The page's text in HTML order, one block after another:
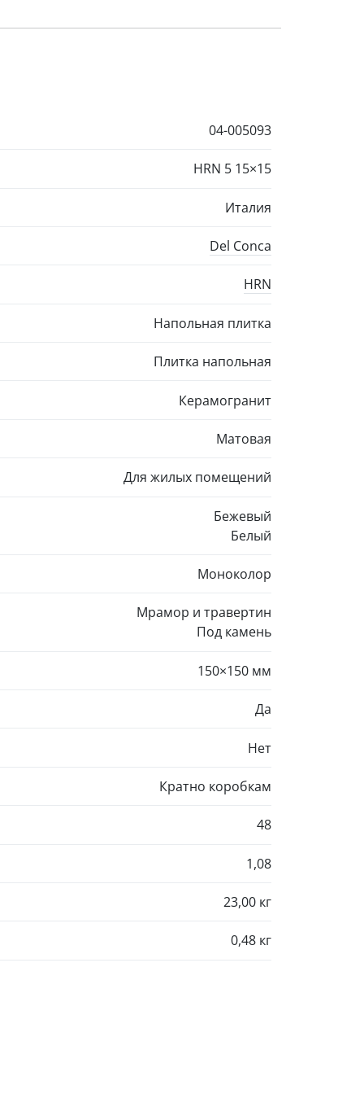
04-005093
HRN 5 15×15
Италия
Del Conca
HRN
Напольная плитка
Плитка напольная
Керамогранит
Матовая
Для жилых помещений
Бежевый
Белый
Моноколор
Мрамор и травертин
Под камень
150×150 мм
Да
Нет
Кратно коробкам
48
1,08
23,00 кг
0,48 кг